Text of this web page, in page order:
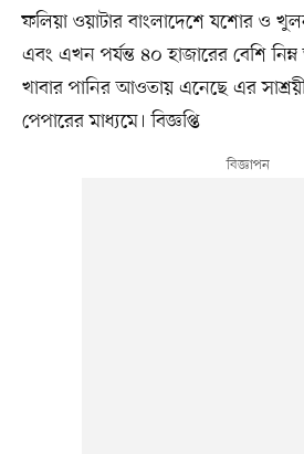
ফলিয়া ওয়াটার বাংলাদেশে যশোর ও
এবং এখন পর্যন্ত ৪০ হাজারের বেশি
খাবার পানির আওতায় এনেছে এর
পেপারের মাধ্যমে। বিজ্ঞপ্তি